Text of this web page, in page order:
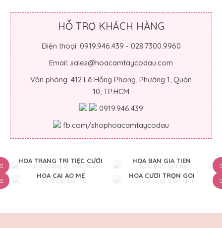
HỖ TRỢ KHÁCH HÀNG
Điện thoại: 0919.946.439 - 028.7300.9960
Email: sales@hoacamtaycodau.com
Văn phòng: 412 Lê Hồng Phong, Phường 1, Quận
10, TP.HCM
0919.946.439
fb.com/shophoacamtaycodau
HOA TRANG TRÍ TIỆC CƯỚI
HOA BÀN GIA TIÊN
HOA CÀI ÁO MẸ
HOA CƯỚI TRỌN GÓI